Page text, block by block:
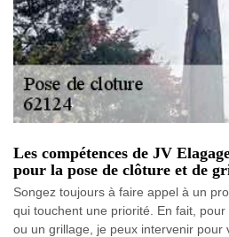
Les compétences de JV
pour la pose de clôture et de
Songez toujours à faire appel à un
qui touchent une priorité. En fait,
ou un grillage, je peux intervenir pour